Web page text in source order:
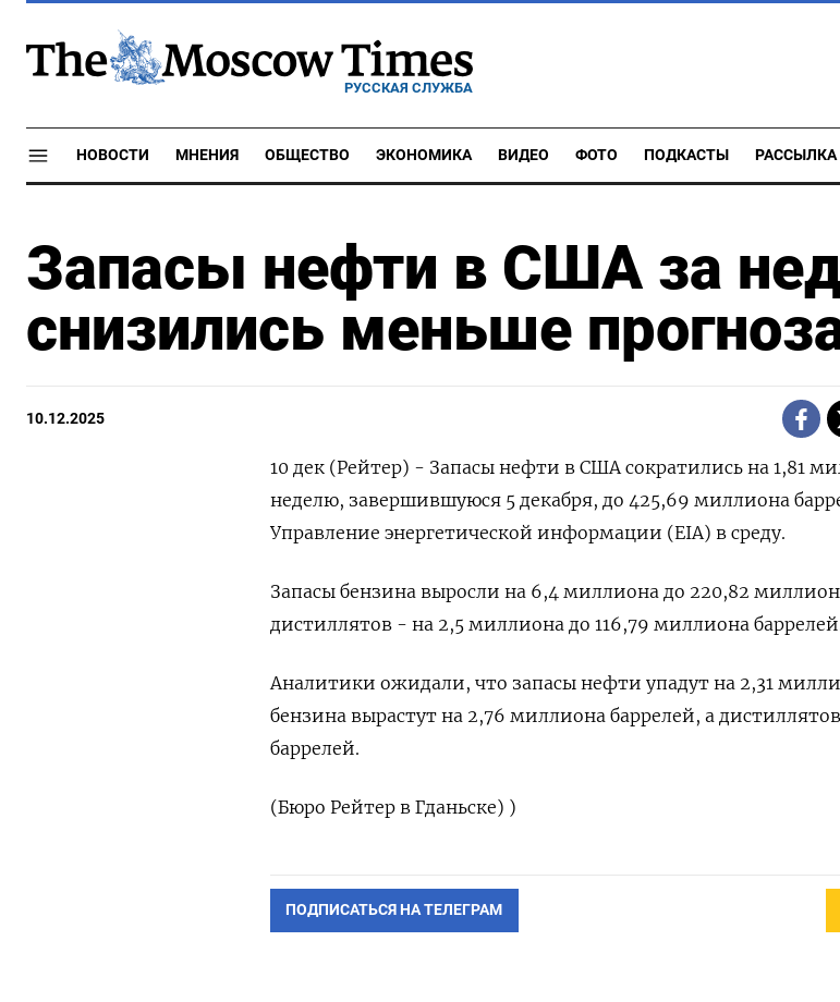
РУССКАЯ СЛУЖБА
НОВОСТИ МНЕНИЯ ОБЩЕСТВО ЭКОНОМИКА ВИДЕО ФОТО ПОДКАСТЫ РАССЫЛКА
Запасы нефти в США за
снизились меньше
10.12.2025
10 дек (Рейтер) - Запасы нефти в США сократились на 1,81
неделю, завершившуюся 5 декабря, до 425,69 миллиона
Управление энергетической информации (EIA) в среду.
Запасы бензина выросли на 6,4 миллиона до 220,82
дистиллятов - на 2,5 миллиона до 116,79 миллиона
Аналитики ожидали, что запасы нефти упадут на 2,31
бензина вырастут на 2,76 миллиона баррелей, а
баррелей.
(Бюро Рейтер в Гданьске) )
ПОДПИСАТЬСЯ НА ТЕЛЕГРАМ